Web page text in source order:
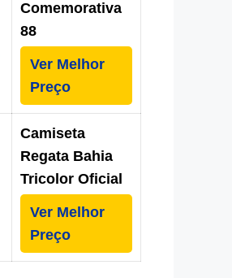
Comemorativa
88
Ver Melhor
Preço
Camiseta
Regata Bahia
Tricolor Oficial
Ver Melhor
Preço